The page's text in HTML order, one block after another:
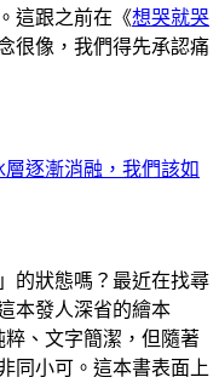
這跟之前在《想哭就哭
很像，我們得先承認痛
層逐漸消融，我們該如
的狀態嗎？最近在找尋
本發人深省的繪本
、文字簡潔，但隨著
同小可。這本書表面上